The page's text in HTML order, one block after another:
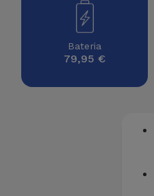
Bateria
79,95 €